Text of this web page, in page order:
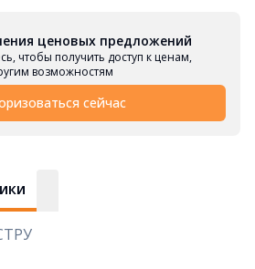
ценовых предложений
чтобы получить доступ к ценам,
возможностям
сейчас